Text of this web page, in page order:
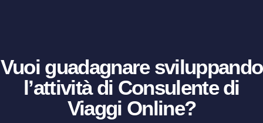
Vuoi guadagnare sviluppando
l’attività di Consulente di
Viaggi Online?